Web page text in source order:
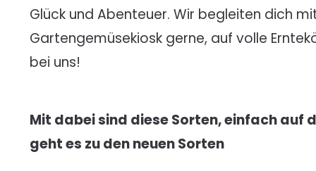
Glück und Abenteuer. Wir begleiten dich
Gartengemüsekiosk gerne, auf volle
bei uns!
Mit dabei sind diese Sorten, einfach auf
geht es zu den neuen Sorten